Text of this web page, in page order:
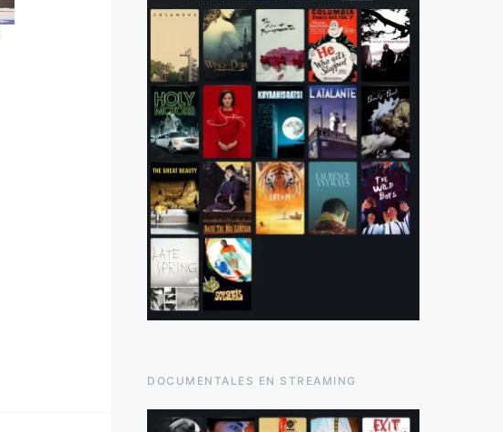
DOCUMENTALES EN STREAMING